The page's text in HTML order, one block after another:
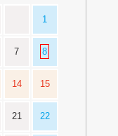
1
7 8
14 15
21 22